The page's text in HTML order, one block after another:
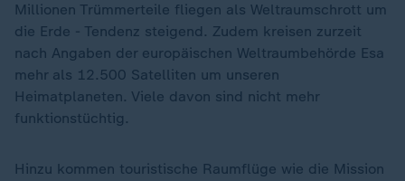
Millionen Trümmerteile fliegen als Weltraumschrott um
die Erde - Tendenz steigend. Zudem kreisen zurzeit
nach Angaben der europäischen Weltraumbehörde Esa
mehr als 12.500 Satelliten um unseren
Heimatplaneten. Viele davon sind nicht mehr
funktionstüchtig.
Hinzu kommen touristische Raumflüge wie die Mission